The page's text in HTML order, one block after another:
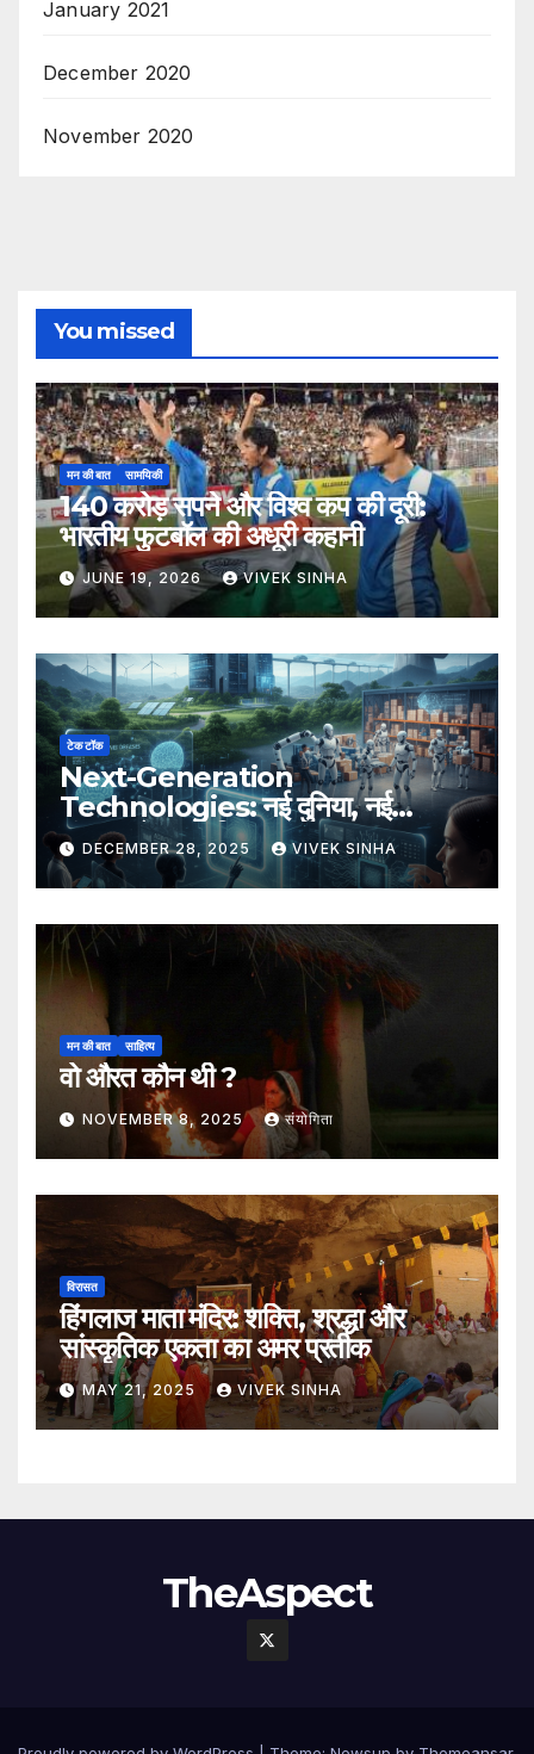
January 2021
December 2020
November 2020
You missed
मन की बात सामयिकी
140 करोड़ सपने और विश्व कप की दूरी:
भारतीय फुटबॉल की अधूरी कहानी
JUNE 19, 2026 VIVEK SINHA
टेक टॉक
Next-Generation
Technologies: नई दुनिया, नई
संभावनाएँ, नया भविष्य
DECEMBER 28, 2025 VIVEK SINHA
मन की बात साहित्य
वो औरत कौन थी ?
NOVEMBER 8, 2025 संयोगिता
विरासत
हिंगलाज माता मंदिर: शक्ति, श्रद्धा और
सांस्कृतिक एकता का अमर प्रतीक
MAY 21, 2025 VIVEK SINHA
TheAspect